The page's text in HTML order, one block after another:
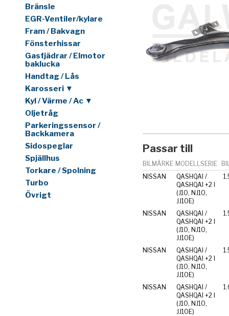
Bränsle
EGR-Ventiler/kylare
Fram / Bakvagn
Fönsterhissar
Gasfjädrar / Elmotor
baklucka
Handtag / Lås
Karosseri ▼
Kyl / Värme / Ac ▼
Oljetråg
Parkeringssensor /
Backkamera
Sidospeglar
Spjällhus
Torkare / Spolning
Turbo
Övrigt
Passar till
BILMÄRKE MODELLSERIE
NISSAN
QASHQAI /
QASHQAI +2 I
(J10, NJ10,
JJ10E)
NISSAN
QASHQAI /
QASHQAI +2 I
(J10, NJ10,
JJ10E)
NISSAN
QASHQAI /
QASHQAI +2 I
(J10, NJ10,
JJ10E)
NISSAN
QASHQAI /
QASHQAI +2 I
(J10, NJ10,
JJ10E)